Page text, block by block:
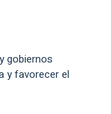
gobiernos
y favorecer el